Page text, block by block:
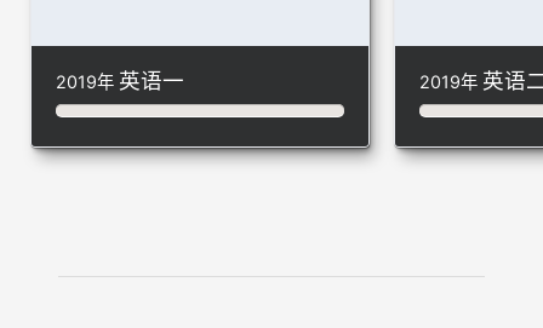
2019年 英语一 2019年 英语